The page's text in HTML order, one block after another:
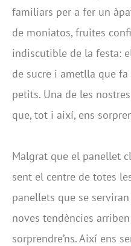
familiars per a fer un
de moniatos, fruites
indiscutible de la festa:
de sucre i ametlla que
petits. Una de les
que, tot i així, ens
Malgrat que el panellet
sent el centre de totes
panellets que se
noves tendències
sorprendre’ns. Així ens